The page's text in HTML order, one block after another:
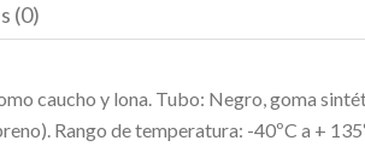
(0)
caucho y lona. Tubo: Negro, goma
Rango de temperatura: -40ºC a +